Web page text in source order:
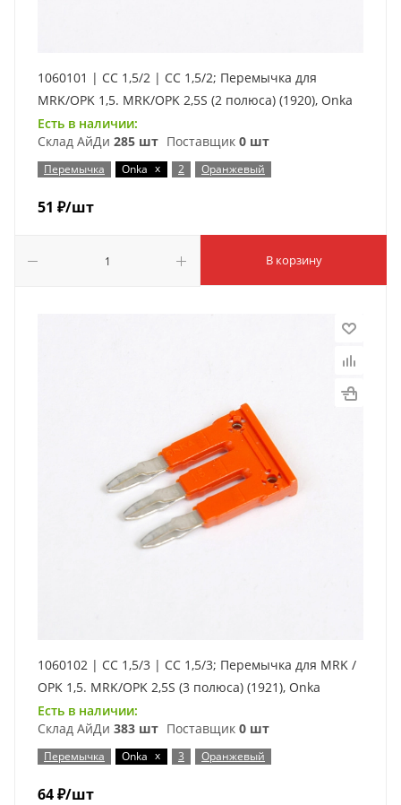
1060101 | CC 1,5/2 | CC 1,5/2; Перемычка для
MRK/OPK 1,5. MRK/OPK 2,5S (2 полюса) (1920), Onka
Есть в наличии:
Склад АйДи 285 шт Поставщик 0 шт
Перемычка Onka x 2 Оранжевый
51 ₽/шт
В корзину
1060102 | CC 1,5/3 | CC 1,5/3; Перемычка для MRK /
OPK 1,5. MRK/OPK 2,5S (3 полюса) (1921), Onka
Есть в наличии:
Склад АйДи 383 шт Поставщик 0 шт
Перемычка Onka x 3 Оранжевый
64₽/шт